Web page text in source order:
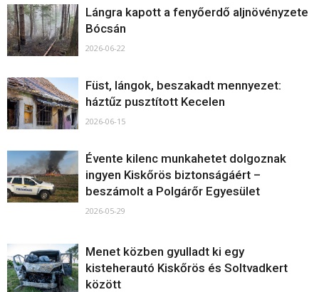
Lángra kapott a fenyőerdő aljnövényzete
Bócsán
2026-06-22
Füst, lángok, beszakadt mennyezet:
háztűz pusztított Kecelen
2026-06-15
Évente kilenc munkahetet dolgoznak
ingyen Kiskőrös biztonságáért –
beszámolt a Polgárőr Egyesület
2026-05-29
Menet közben gyulladt ki egy
kisteherautó Kiskőrös és Soltvadkert
között